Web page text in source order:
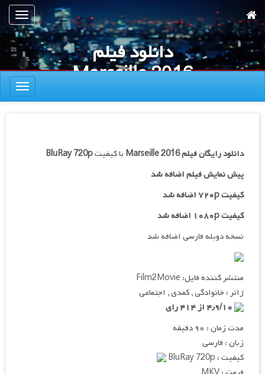
به
محتوای
اصلی
ناوبری
دانلود فیلم
Marseille 2016
ناوبری
دانلود رایگان فیلمMarseille 2016 با کیفیتBluRay 720p
پیش نمایش فیلم اضافه شد
کیفیت ۷۲۰p اضافه شد
کیفیت ۱۰۸۰p اضافه شد
نسخه دوبله فارسی اضافه شد
منتشر کننده فایل: Film2Movie
ژانر : خانوادگی , کمدی , اجتماعی
مدت زمان : ۹۰ دقیقه
زبان : فارسی
کیفیت : BluRay 720p